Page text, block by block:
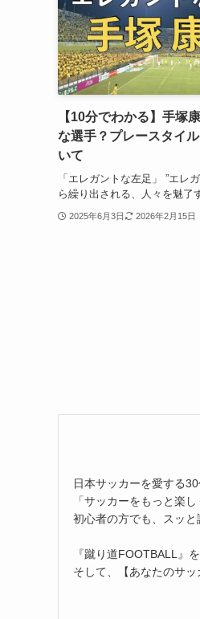
【10分でわかる】手塚
な選手？プレースタイ
いて
「エレガントな左足」 ”エレ
ら繰り出される、人々を魅了
2025年6月3日 2026年2月15日
日本サッカーを愛する30
「サッカーをもっと楽
初心者の方でも、スッと
『蹴り道FOOTBALL』
そして、【あなたのサッ